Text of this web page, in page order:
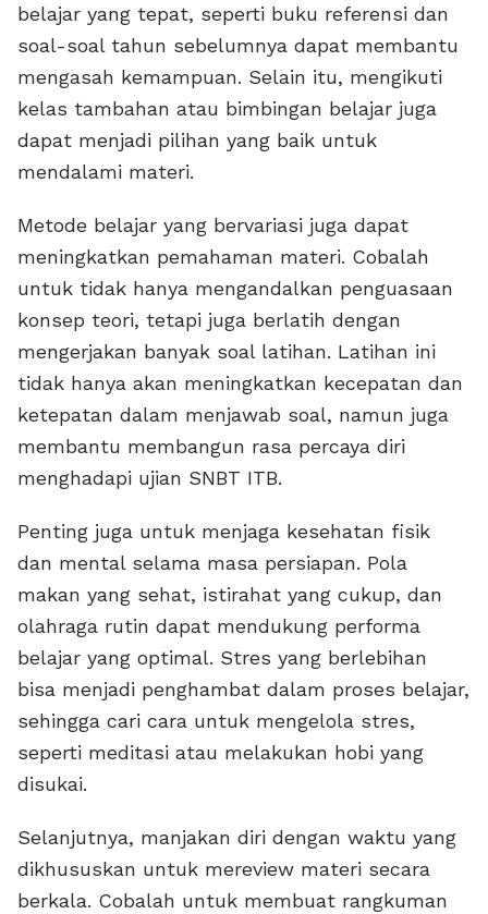
belajar yang tepat, seperti buku referensi dan
soal-soal tahun sebelumnya dapat membantu
mengasah kemampuan. Selain itu, mengikuti
kelas tambahan atau bimbingan belajar juga
dapat menjadi pilihan yang baik untuk
mendalami materi.
Metode belajar yang bervariasi juga dapat
meningkatkan pemahaman materi. Cobalah
untuk tidak hanya mengandalkan penguasaan
konsep teori, tetapi juga berlatih dengan
mengerjakan banyak soal latihan. Latihan ini
tidak hanya akan meningkatkan kecepatan dan
ketepatan dalam menjawab soal, namun juga
membantu membangun rasa percaya diri
menghadapi ujian SNBT ITB.
Penting juga untuk menjaga kesehatan fisik
dan mental selama masa persiapan. Pola
makan yang sehat, istirahat yang cukup, dan
olahraga rutin dapat mendukung performa
belajar yang optimal. Stres yang berlebihan
bisa menjadi penghambat dalam proses belajar,
sehingga cari cara untuk mengelola stres,
seperti meditasi atau melakukan hobi yang
disukai.
Selanjutnya, manjakan diri dengan waktu yang
dikhususkan untuk mereview materi secara
berkala. Cobalah untuk membuat rangkuman